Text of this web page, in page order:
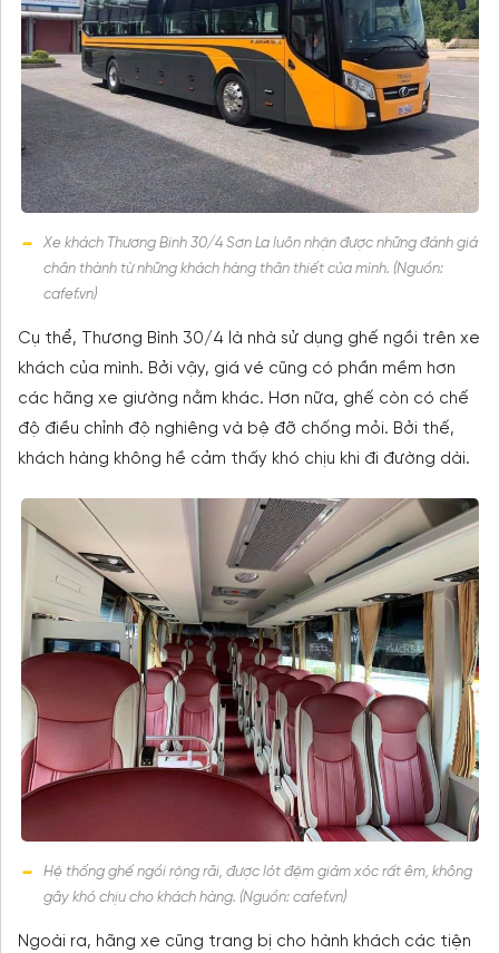
Xe khách Thương Binh 30/4 Sơn La luôn nhận được những đánh giá
chân thành từ những khách hàng thân thiết của mình. (Nguồn:
cafef.vn)
Cụ thể, Thương Bình 30/4 là nhà sử dụng ghế ngồi trên xe
khách của mình. Bởi vậy, giá vé cũng có phần mềm hơn
các hãng xe giường nằm khác. Hơn nữa, ghế còn có chế
độ điều chỉnh độ nghiêng và bệ đỡ chống mỏi. Bởi thế,
khách hàng không hề cảm thấy khó chịu khi đi đường dài.
Hệ thống ghế ngồi rộng rãi, được lót đệm giảm xóc rất êm, không
gây khó chịu cho khách hàng. (Nguồn: cafef.vn)
Ngoài ra, hãng xe cũng trang bị cho hành khách các tiện